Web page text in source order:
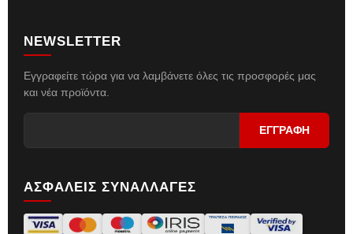
NEWSLETTER
Εγγραφείτε τώρα για να λαμβάνετε όλες τις προσφορές μας
και νέα προϊόντα.
ΑΣΦΑΛΕΙΣ ΣΥΝΑΛΛΑΓΕΣ